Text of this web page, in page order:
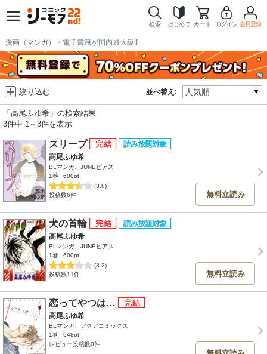
検索 はじめて カート ログイン 会員登録
漫画（マンガ）・電子書籍が国内最大級!!
並べ替え:
絞り込む
「高尾ふゆ希」の検索結果
3件中 1～3件を表示
スリープ
高尾ふゆ希
BLマンガ、JUNEピアス
1巻
600pt
(3.8)
投稿数6件
無料立読み
犬の首輪
高尾ふゆ希
BLマンガ、JUNEピアス
1巻
600pt
(3.2)
投稿数11件
無料立読み
恋ってやつは…
高尾ふゆ希
BLマンガ、アクアコミックス
1巻
648pt
レビュー投稿数0件